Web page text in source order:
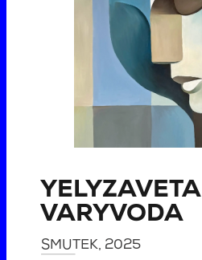
YELYZAVETA
VARYVODA
SMUTEK, 2025